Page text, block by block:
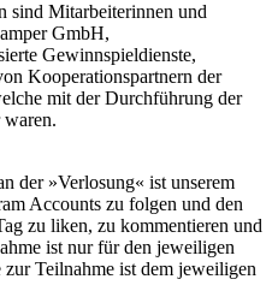
sind Mitarbeiterinnen und
GmbH,
Gewinnspieldienste,
Kooperationspartnern der
mit der Durchführung der
waren.
der »Verlosung« ist unserem
Accounts zu folgen und den
zu liken, zu kommentieren und
ist nur für den jeweiligen
Teilnahme ist dem jeweiligen